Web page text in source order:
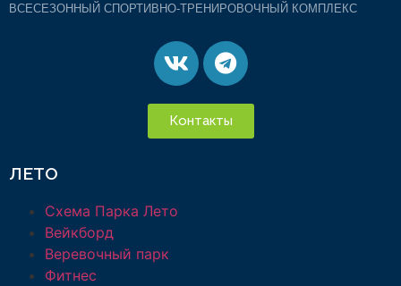
ВСЕСЕЗОННЫЙ СПОРТИВНО-ТРЕНИРОВОЧНЫЙ КОМПЛЕКС
Контакты
ЛЕТО
Схема Парка Лето
Вейкборд
Веревочный парк
Фитнес